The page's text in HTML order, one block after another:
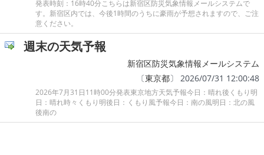
発表時刻：16時40分こちらは新宿区防災気象情報メールシステムで
す。新宿区内では、今後1時間のうちに豪雨が予想されますので、ご注
意ください。
週末の天気予報
新宿区防災気象情報メールシステム
〔東京都〕 2026/07/31 12:00:48
2026年7月31日11時00分発表東京地方天気予報今日：晴れ後くもり明
日：晴れ時々くもり明後日：くもり風予報今日：南の風明日：北の風
後南の